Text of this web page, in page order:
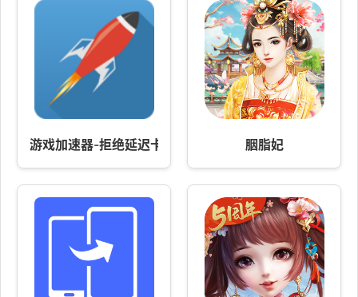
游戏加速器-拒绝延迟卡顿 胭脂妃